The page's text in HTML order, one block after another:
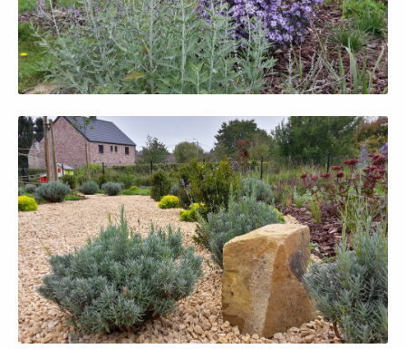
Afficher en grand